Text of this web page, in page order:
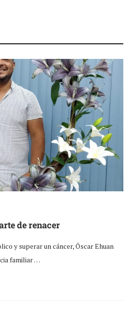
de renacer
y superar un cáncer, Óscar Ehuan
familiar …